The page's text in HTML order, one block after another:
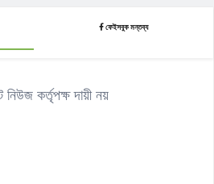
ফেইসবুক মন্তব্য
নিউজ কর্তৃপক্ষ দায়ী নয়